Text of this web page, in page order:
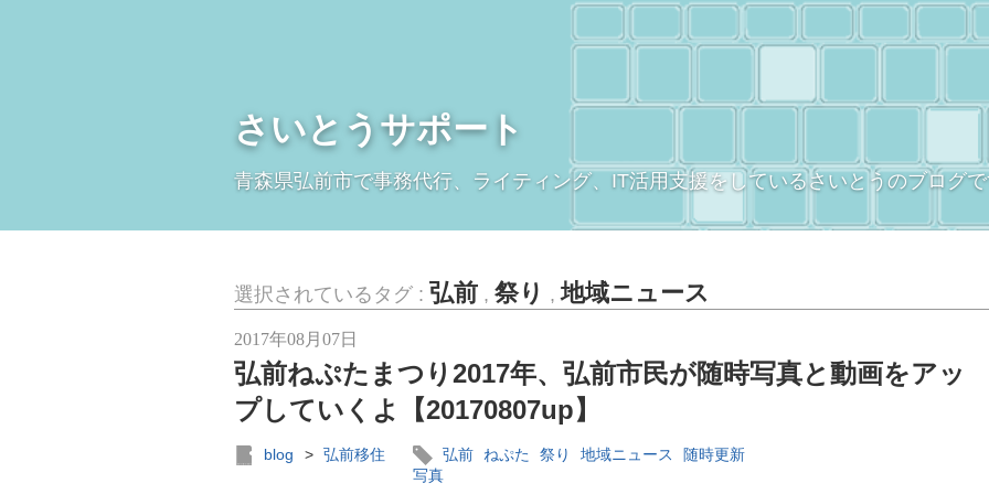
さいとうサポート
青森県弘前市で事務代行、ライティング、IT活用支援をしているさいとうのブログ
選択されているタグ : 弘前 , 祭り ,地域ニュース
2017年08月07日
弘前ねぷたまつり2017年、弘前市民が随時写真と動画をアッ
プしていくよ【20170807up】
blog > 弘前移住 弘前 ねぷた 祭り 地域ニュース
随時更新
写真